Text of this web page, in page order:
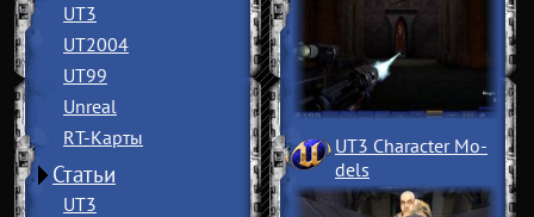
UT3
UT2004
UT99
Unreal
RT-Карты
Статьи
UT3
UT3 Character Mo­
dels